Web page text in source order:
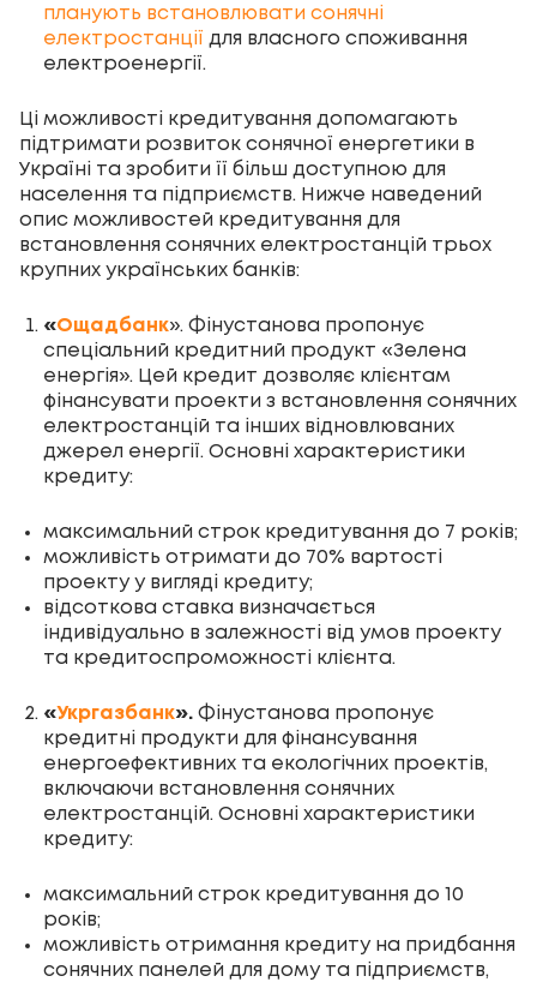
планують встановлювати сонячні
електростанції для власного споживання
електроенергії.
Ці можливості кредитування допомагають
підтримати розвиток сонячної енергетики в
Україні та зробити її більш доступною для
населення та підприємств. Нижче наведений
опис можливостей кредитування для
встановлення сонячних електростанцій трьох
крупних українських банків:
«Ощадбанк». Фінустанова пропонує
спеціальний кредитний продукт «Зелена
енергія». Цей кредит дозволяє клієнтам
фінансувати проекти з встановлення сонячних
електростанцій та інших відновлюваних
джерел енергії. Основні характеристики
кредиту:
максимальний строк кредитування до 7 років;
можливість отримати до 70% вартості
проекту у вигляді кредиту;
відсоткова ставка визначається
індивідуально в залежності від умов проекту
та кредитоспроможності клієнта.
«Укргазбанк». Фінустанова пропонує
кредитні продукти для фінансування
енергоефективних та екологічних проектів,
включаючи встановлення сонячних
електростанцій. Основні характеристики
кредиту:
максимальний строк кредитування до 10
років;
можливість отримання кредиту на придбання
сонячних панелей для дому та підприємств,